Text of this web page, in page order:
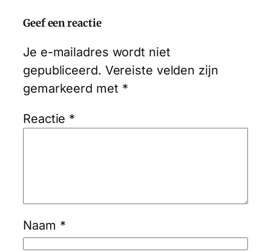
Geef een reactie
Je e-mailadres wordt niet
gepubliceerd. Vereiste velden zijn
gemarkeerd met *
Reactie *
Naam *